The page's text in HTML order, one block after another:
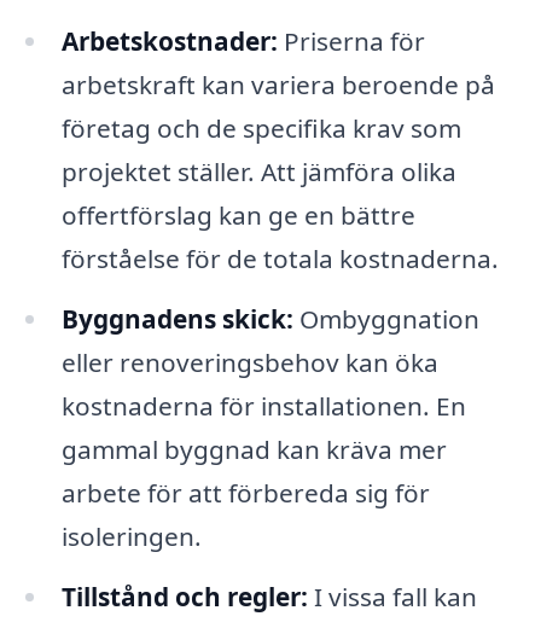
Arbetskostnader: Priserna för
arbetskraft kan variera beroende på
företag och de specifika krav som
projektet ställer. Att jämföra olika
offertförslag kan ge en bättre
förståelse för de totala kostnaderna.
Byggnadens skick: Ombyggnation
eller renoveringsbehov kan öka
kostnaderna för installationen. En
gammal byggnad kan kräva mer
arbete för att förbereda sig för
isoleringen.
Tillstånd och regler: I vissa fall kan